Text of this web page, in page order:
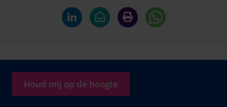
Houd mij op de hoogte